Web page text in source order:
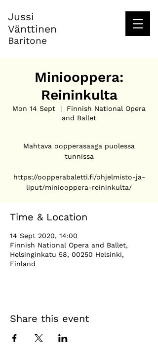
Jussi
Vänttinen
Baritone
Miniooppera:
Reininkulta
Mon 14 Sept
  |
Finnish National Opera
and Ballet
Mahtava oopperasaaga puolessa
tunnissa
https://oopperabaletti.fi/ohjelmisto-ja-
liput/miniooppera-reininkulta/
Time & Location
14 Sept 2020, 14:00
Finnish National Opera and Ballet,
Helsinginkatu 58, 00250 Helsinki,
Finland
Share this event